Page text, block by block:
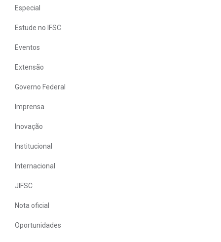
Especial
Estude no IFSC
Eventos
Extensão
Governo Federal
Imprensa
Inovação
Institucional
Internacional
JIFSC
Nota oficial
Oportunidades